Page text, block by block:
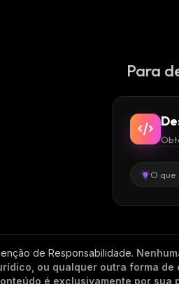
Para
O que
de Responsabilidade.
ou qualquer outra forma
é exclusivamente por sua